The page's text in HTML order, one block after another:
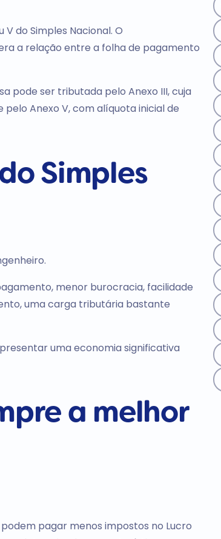
do Simples Nacional. O
a relação entre a folha de pagamento
pode ser tributada pelo Anexo III, cuja
Anexo V, com alíquota inicial de
Simples
menor burocracia, facilidade
uma carga tributária bastante
uma economia significativa
a melhor
pagar menos impostos no Lucro